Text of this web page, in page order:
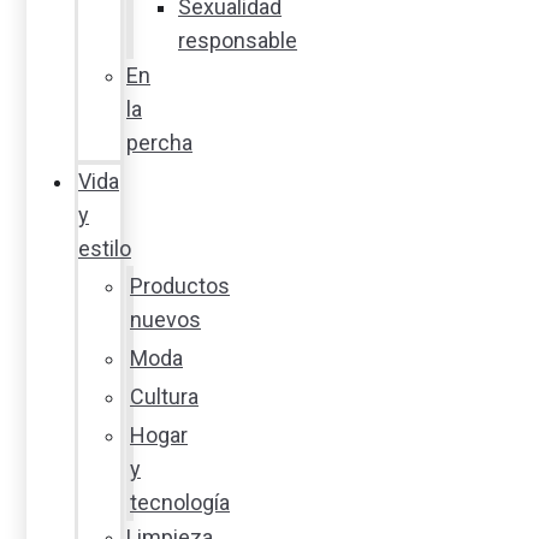
Sexualidad
responsable
En
la
percha
Vida
y
estilo
Productos
nuevos
Moda
Cultura
Hogar
y
tecnología